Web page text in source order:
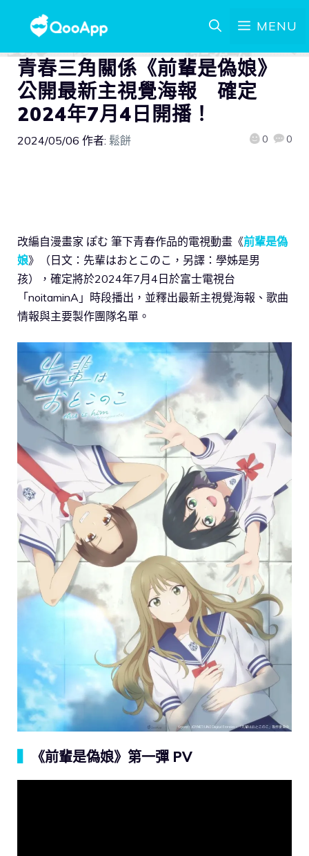
MENU
青春三角關係《前輩是偽娘》
公開最新主視覺海報 確定
2024年7月4日開播！
2024/05/06 作者: 鬆餅 0 0
改編自漫畫家 ぽむ 筆下青春作品的電視動畫《前輩是偽
娘》（日文：先輩はおとこのこ，另譯：學姊是男
孩），確定將於2024年7月4日於富士電視台
「noitaminA」時段播出，並釋出最新主視覺海報、歌曲
情報與主要製作團隊名單。
《前輩是偽娘》第一彈 PV